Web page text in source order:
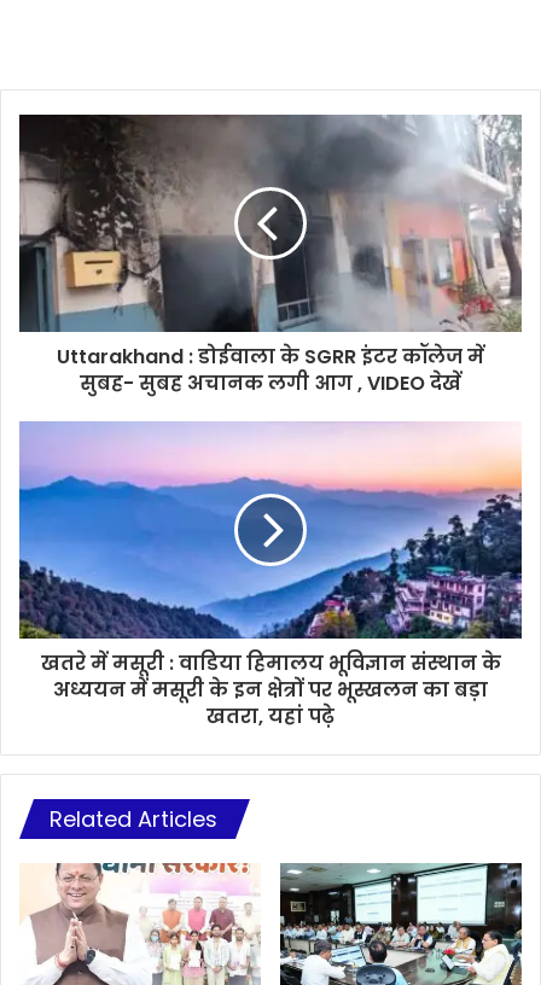
Uttarakhand : डोईवाला के SGRR इंटर कॉलेज में
सुबह- सुबह अचानक लगी आग , VIDEO देखें
खतरे में मसूरी : वाडिया हिमालय भूविज्ञान संस्थान के
अध्ययन में मसूरी के इन क्षेत्रों पर भूस्खलन का बड़ा
खतरा, यहां पढ़े
Related Articles